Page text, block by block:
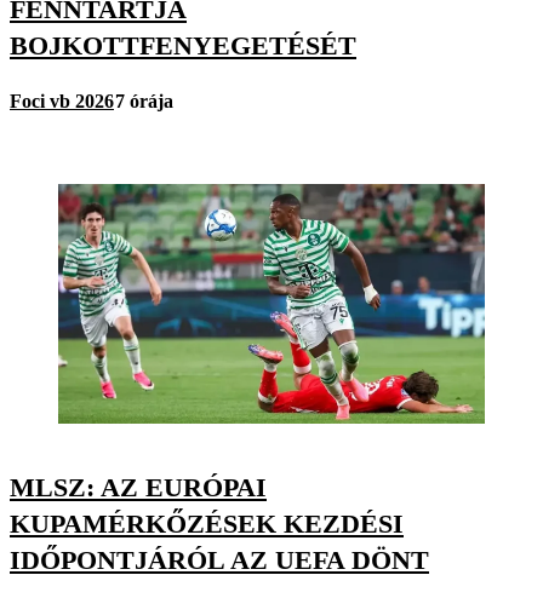
FENNTARTJA
BOJKOTTFENYEGETÉSÉT
Foci vb 20267 órája
MLSZ: AZ EURÓPAI
KUPAMÉRKŐZÉSEK KEZDÉSI
IDŐPONTJÁRÓL AZ UEFA DÖNT